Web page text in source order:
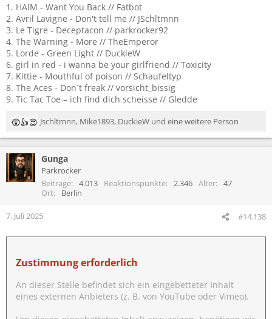
1. HAIM - Want You Back // Fatbot
2. Avril Lavigne - Don't tell me // JSchltmnn
3. Le Tigre - Deceptacon // parkrocker92
4. The Warning - More // TheEmperor
5. Lorde - Green Light // DuckieW
6. girl in red - i wanna be your girlfriend // Toxicity
7. Kittie - Mouthful of poison // Schaufeltyp
8. The Aces - Don´t freak // vorsicht_bissig
9. Tic Tac Toe – ich find dich scheisse // Gledde
R
e
k
t
i
n
n
:
Jschltmnn, Mike1893, DuckieW und eine weitere Person
Gunga
Parkrocker
Beiträge
4.013 Reaktionspunkte 2.346 Alter
47
Ort
Berlin
7. Juli 2025 #14.138
Zustimmung erforderlich
An dieser Stelle befindet sich ein eingebetteter Inhalt
eines externen Anbieters (z. B. von YouTube oder Vimeo).